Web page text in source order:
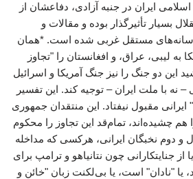
ایران در جنبه آزادی، دفاعشان از
بسیار تأثیرگذار بوده و مقالات و
مستقل غربی شده است. *همان
به لیبی، عراق، و افغانستان را "تجاوز
این دو جنگ را نیز جنگ آمریکا و اسرائیل
نه با ملت ایران – توجیه کند. این تفسیر
مقبول نیفتاد. این منتقدان جمهوری
چشیده‌اند، تمام‌قد این تجاوز را محکوم
و دوم نخبگان ایرانی، هرکسی که مداخله
از جنایتکارانی چون نتانیاهو و ترامپ برای
یا "نادان" است، یا بی‌لکنت زبان "خائن و